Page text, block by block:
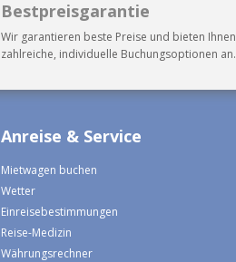
Bestpreisgarantie
Wir garantieren beste Preise und bieten Ihnen
zahlreiche, individuelle Buchungsoptionen an.
Anreise & Service
Mietwagen buchen
Wetter
Einreisebestimmungen
Reise-Medizin
Währungsrechner